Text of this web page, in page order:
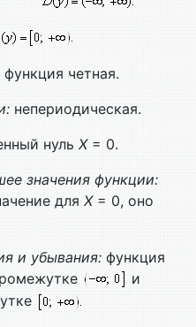
функция четная.
непериодическая.
нуль X= 0.
значения функции:
для X= 0, оно
и убывания: функция
и